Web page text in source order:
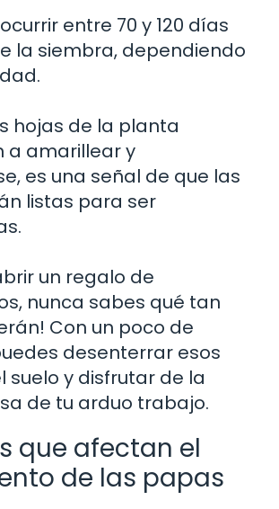
entre 70 y 120 días
la siembra, dependiendo
hojas de la planta
a amarillear y
es una señal de que las
listas para ser
un regalo de
nunca sabes qué tan
Con un poco de
desenterrar esos
suelo y disfrutar de la
de tu arduo trabajo.
que afectan el
de las papas